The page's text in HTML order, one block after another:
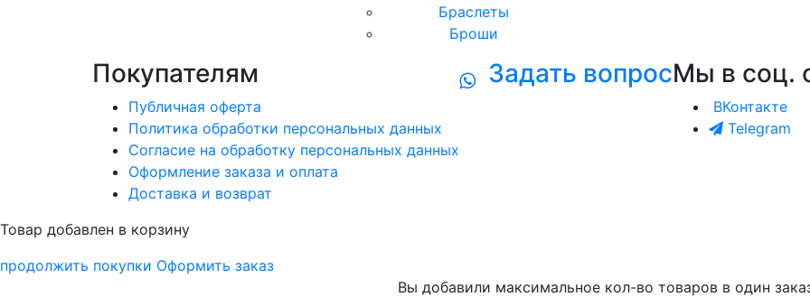
Браслеты
Броши
Покупателям
Публичная оферта
Политика обработки персональных данных
Согласие на обработку персональных данных
Оформление заказа и оплата
Доставка и возврат
Задать вопросМы в соц.
ВКонтакте
Telegram
Товар добавлен в корзину
продолжить покупки Оформить заказ
Вы добавили максимальное кол-во товаров в один